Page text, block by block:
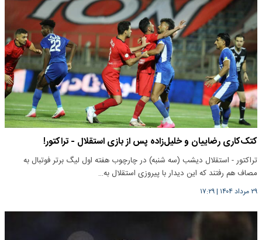
کتک‌کاری رضاییان و خلیل‌زاده پس از بازی استقلال - تراکتور!
تراکتور - استقلال دیشب (سه شنبه) در چارچوب هفته اول لیگ برتر فوتبال به
مصاف هم رفتند که این دیدار با پیروزی استقلال به…
۲۹ مرداد ۱۴۰۴ |۱۷:۲۹